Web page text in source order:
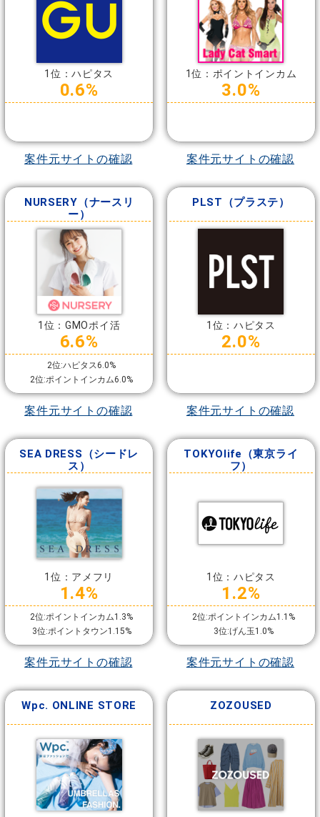
1位：ハピタス
0.6%
案件元サイトの確認
1位：ポイントインカム
3.0%
案件元サイトの確認
NURSERY（ナースリ
ー）
1位：GMOポイ活
6.6%
2位:ハピタス6.0%
2位:ポイントインカム6.0%
案件元サイトの確認
PLST（プラステ）
1位：ハピタス
2.0%
案件元サイトの確認
SEA DRESS（シードレ
ス）
1位：アメフリ
1.4%
2位:ポイントインカム1.3%
3位:ポイントタウン1.15%
案件元サイトの確認
TOKYOlife（東京ライ
フ）
1位：ハピタス
1.2%
2位:ポイントインカム1.1%
3位:げん玉1.0%
案件元サイトの確認
Wpc. ONLINE STORE ZOZOUSED